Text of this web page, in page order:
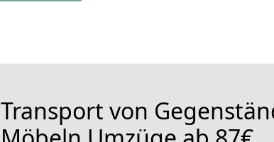
Transport von